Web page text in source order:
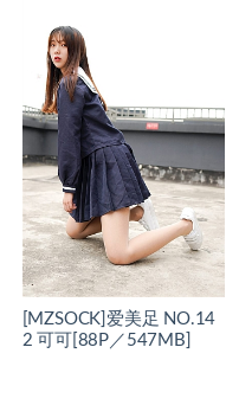
[MZSOCK]爱美足 NO.14
2 可可[88P／547MB]